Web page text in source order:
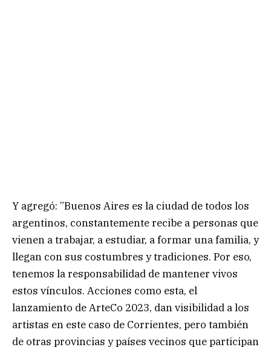
Y agregó: ”Buenos Aires es la ciudad de todos los
argentinos, constantemente recibe a personas que
vienen a trabajar, a estudiar, a formar una familia, y
llegan con sus costumbres y tradiciones. Por eso,
tenemos la responsabilidad de mantener vivos
estos vínculos. Acciones como esta, el
lanzamiento de ArteCo 2023, dan visibilidad a los
artistas en este caso de Corrientes, pero también
de otras provincias y países vecinos que participan